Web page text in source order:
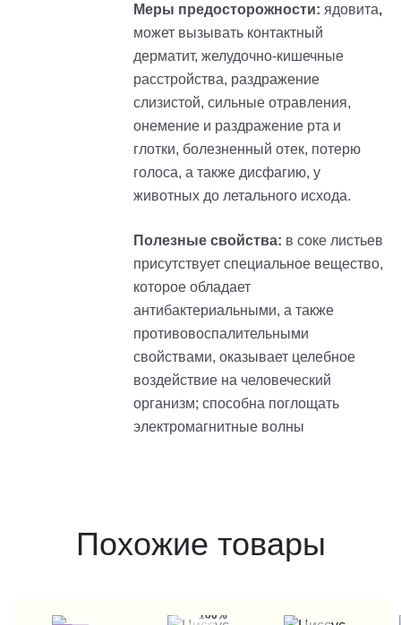
Меры предосторожности: ядовита,
может вызывать контактный
дерматит, желудочно-кишечные
расстройства, раздражение
слизистой, сильные отравления,
онемение и раздражение рта и
глотки, болезненный отек, потерю
голоса, а также дисфагию, у
животных до летального исхода.
Полезные свойства: в соке листьев
присутствует специальное вещество,
которое обладает
антибактериальными, а также
противовоспалительными
свойствами, оказывает целебное
воздействие на человеческий
организм; способна поглощать
электромагнитные волны
Похожие товары
100%